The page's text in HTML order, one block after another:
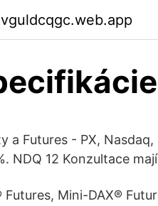
a Futures - PX,
NDQ 12 Konzultace
Futures, Mini-DAX®